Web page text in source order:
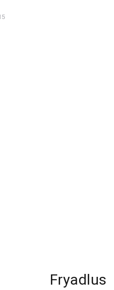
Next
Fryadlus